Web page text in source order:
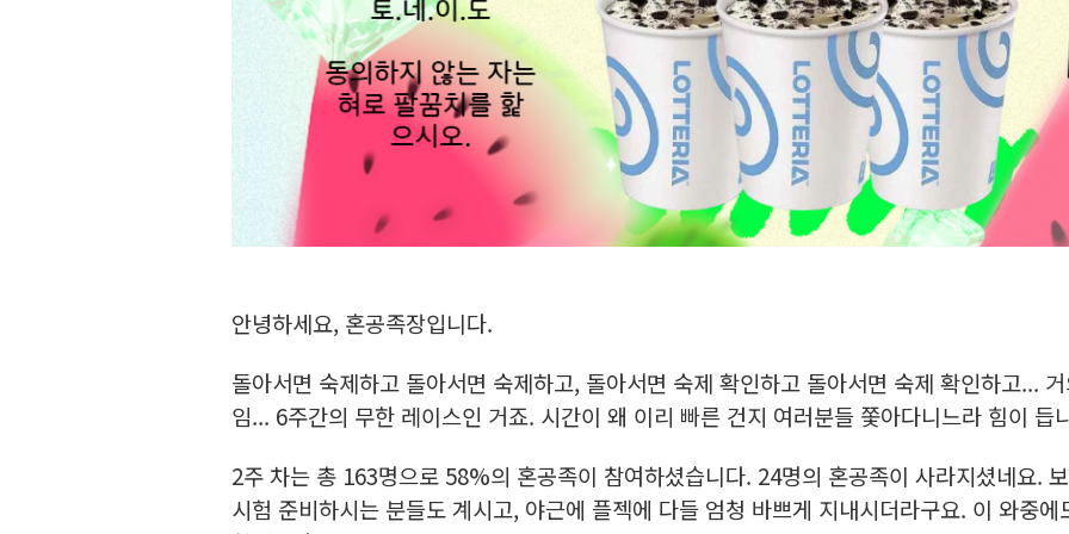
안녕하세요, 혼공족장입니다.
돌아서면 숙제하고 돌아서면 숙제하고, 돌아서면 숙제 확인하고 돌아서면 숙제 확인하고...
임... 6주간의 무한 레이스인 거죠. 시간이 왜 이리 빠른 건지 여러분들 쫓아다니느라 힘이 듭
2주 차는 총 163명으로 58%의 혼공족이 참여하셨습니다. 24명의 혼공족이 사라지셨네요.
시험 준비하시는 분들도 계시고, 야근에 플젝에 다들 엄청 바쁘게 지내시더라구요. 이 와중